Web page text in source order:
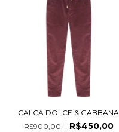
CALÇA DOLCE & GABBANA
R$900,00
R$450,00